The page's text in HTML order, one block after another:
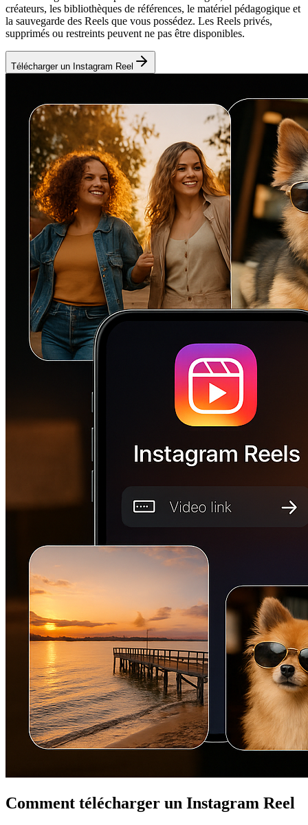
créateurs, les bibliothèques de références, le matériel pédagogique et
la sauvegarde des Reels que vous possédez. Les Reels privés,
supprimés ou restreints peuvent ne pas être disponibles.
Télécharger un Instagram Reel
Comment télécharger un Instagram Reel